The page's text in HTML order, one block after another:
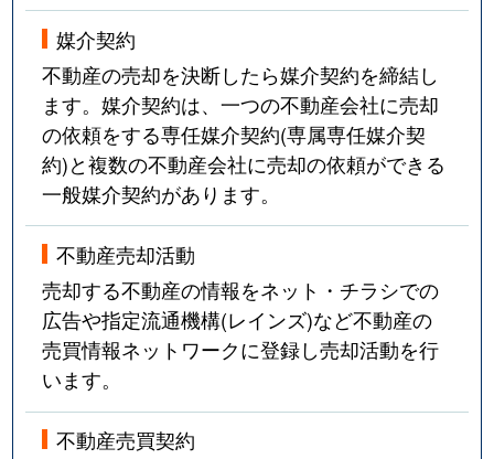
媒介契約
不動産の売却を決断したら媒介契約を締結し
ます。媒介契約は、一つの不動産会社に売却
の依頼をする専任媒介契約(専属専任媒介契
約)と複数の不動産会社に売却の依頼ができる
一般媒介契約があります。
不動産売却活動
売却する不動産の情報をネット・チラシでの
広告や指定流通機構(レインズ)など不動産の
売買情報ネットワークに登録し売却活動を行
います。
不動産売買契約